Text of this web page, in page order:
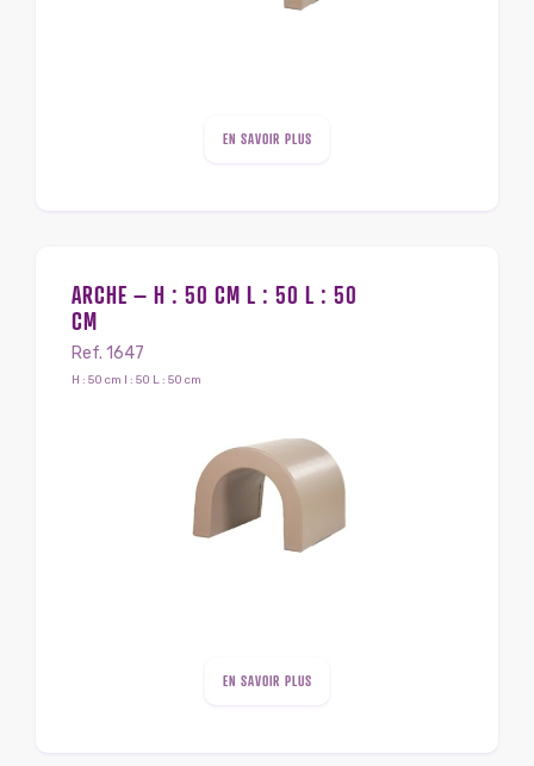
EN SAVOIR PLUS
ARCHE – H : 50 CM L : 50 L : 50
CM
Ref. 1647
H : 50 cm l : 50 L : 50 cm
EN SAVOIR PLUS